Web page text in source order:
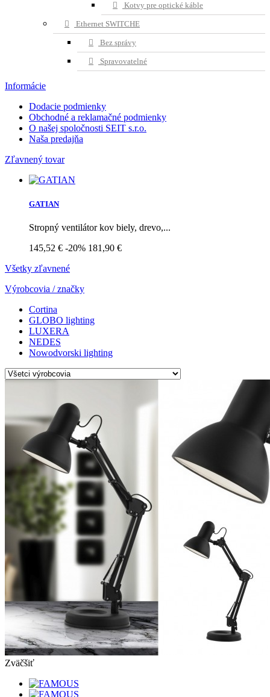
Kotvy pre optické káble
Ethernet SWITCHE
Bez správy
Spravovatelné
Informácie
Dodacie podmienky
Obchodné a reklamačné podmienky
O našej spoločnosti SEIT s.r.o.
Naša predajňa
Zľavnený tovar
GATIAN
Stropný ventilátor kov biely, drevo,...
145,52 € -20% 181,90 €
Všetky zľavnené
Výrobcovia / značky
Cortina
GLOBO lighting
LUXERA
NEDES
Nowodvorski lighting
Zväčšiť